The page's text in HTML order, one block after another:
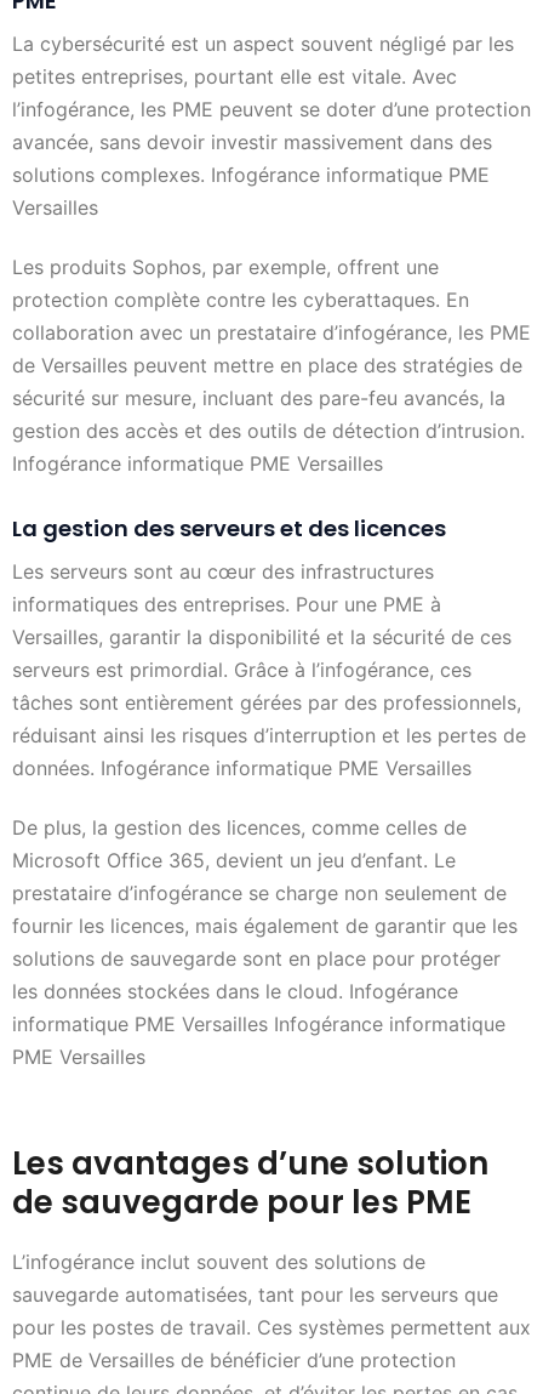
La cybersécurité est un aspect souvent négligé par les
petites entreprises, pourtant elle est vitale. Avec
l’infogérance, les PME peuvent se doter d’une protection
avancée, sans devoir investir massivement dans des
solutions complexes. Infogérance informatique PME
Versailles
Les produits Sophos, par exemple, offrent une
protection complète contre les cyberattaques. En
collaboration avec un prestataire d’infogérance, les PME
de Versailles peuvent mettre en place des stratégies de
sécurité sur mesure, incluant des pare-feu avancés, la
gestion des accès et des outils de détection d’intrusion.
Infogérance informatique PME Versailles
La gestion des serveurs et des licences
Les serveurs sont au cœur des infrastructures
informatiques des entreprises. Pour une PME à
Versailles, garantir la disponibilité et la sécurité de ces
serveurs est primordial. Grâce à l’infogérance, ces
tâches sont entièrement gérées par des professionnels,
réduisant ainsi les risques d’interruption et les pertes de
données. Infogérance informatique PME Versailles
De plus, la gestion des licences, comme celles de
Microsoft Office 365, devient un jeu d’enfant. Le
prestataire d’infogérance se charge non seulement de
fournir les licences, mais également de garantir que les
solutions de sauvegarde sont en place pour protéger
les données stockées dans le cloud. Infogérance
informatique PME Versailles Infogérance informatique
PME Versailles
Les avantages d’une solution
de sauvegarde pour les PME
L’infogérance inclut souvent des solutions de
sauvegarde automatisées, tant pour les serveurs que
pour les postes de travail. Ces systèmes permettent aux
PME de Versailles de bénéficier d’une protection